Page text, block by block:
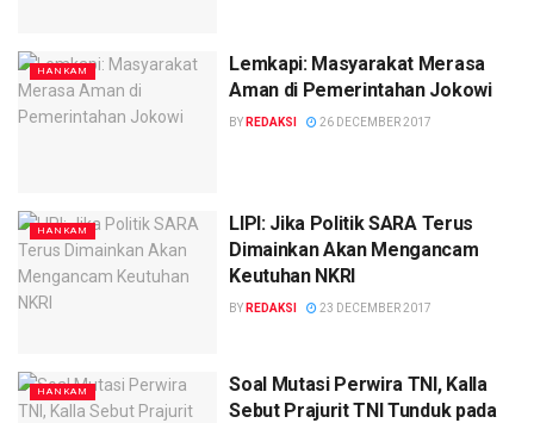
HANKAM
Lemkapi: Masyarakat Merasa
Aman di Pemerintahan Jokowi
BY REDAKSI 26 DECEMBER 2017
HANKAM
LIPI: Jika Politik SARA Terus
Dimainkan Akan Mengancam
Keutuhan NKRI
BY REDAKSI 23 DECEMBER 2017
HANKAM
Soal Mutasi Perwira TNI, Kalla
Sebut Prajurit TNI Tunduk pada